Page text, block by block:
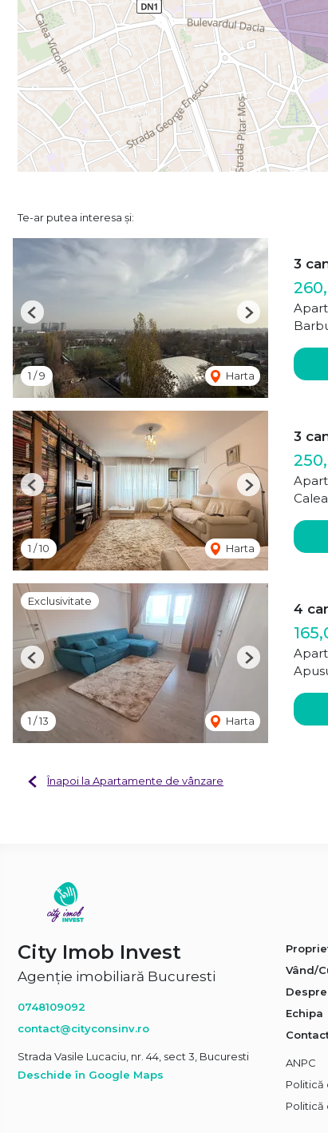
Te-ar putea interesa și:
1 /9 Harta
Previous Next
3
1 /10 Harta
Previous Next
3
Exclusivitate
1 /13 Harta
Previous Next
4
Înapoi la Apartamente de vânzare
City Imob Invest
Agenție imobiliară Bucuresti
0748109092
contact@cityconsinv.ro
Strada Vasile Lucaciu, nr. 44, sect 3, Bucuresti
Deschide în Google Maps
Vând/
Echipa
ANPC
Politică
Politică